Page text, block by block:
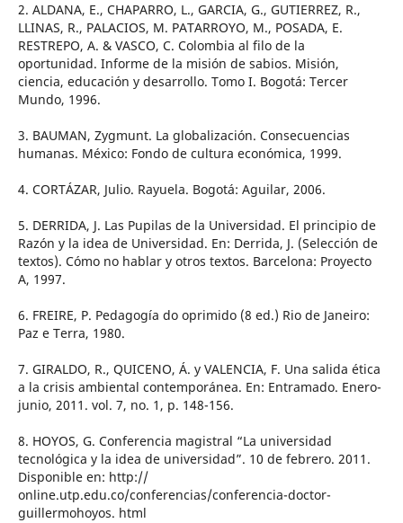
2. ALDANA, E., CHAPARRO, L., GARCIA, G., GUTIERREZ, R.,
LLINAS, R., PALACIOS, M. PATARROYO, M., POSADA, E.
RESTREPO, A. & VASCO, C. Colombia al filo de la
oportunidad. Informe de la misión de sabios. Misión,
ciencia, educación y desarrollo. Tomo I. Bogotá: Tercer
Mundo, 1996.
3. BAUMAN, Zygmunt. La globalización. Consecuencias
humanas. México: Fondo de cultura económica, 1999.
4. CORTÁZAR, Julio. Rayuela. Bogotá: Aguilar, 2006.
5. DERRIDA, J. Las Pupilas de la Universidad. El principio de
Razón y la idea de Universidad. En: Derrida, J. (Selección de
textos). Cómo no hablar y otros textos. Barcelona: Proyecto
A, 1997.
6. FREIRE, P. Pedagogía do oprimido (8 ed.) Rio de Janeiro:
Paz e Terra, 1980.
7. GIRALDO, R., QUICENO, Á. y VALENCIA, F. Una salida ética
a la crisis ambiental contemporánea. En: Entramado. Enero-
junio, 2011. vol. 7, no. 1, p. 148-156.
8. HOYOS, G. Conferencia magistral “La universidad
tecnológica y la idea de universidad”. 10 de febrero. 2011.
Disponible en: http://
online.utp.edu.co/conferencias/conferencia-doctor-
guillermohoyos. html